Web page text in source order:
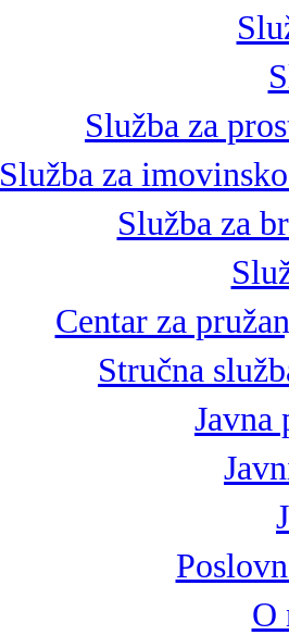
Služba za
Služba za
Služba za
Centar za
Stručna
Javna
O